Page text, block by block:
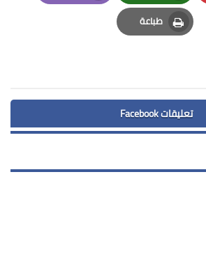
Whatsapp
Email
طباعة
Print
تعليقات Facebook